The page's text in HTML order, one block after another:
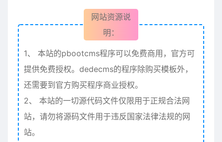
网站资源说
明：
1、
本站的pbootcms程序可以免费商用，官方可
提供免费授权。dedecms的程序除购买模板外，
还需要到官方购买程序商业授权。
2、
本站的一切源代码文件仅限用于正规合法网
站，请勿将源码文件用于违反国家法律法规的网
站。